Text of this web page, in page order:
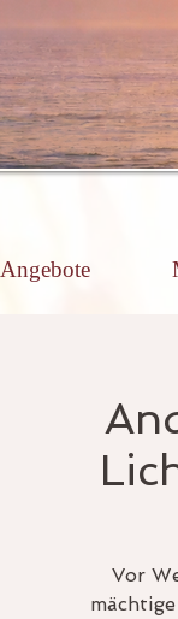
Angebote
Vor